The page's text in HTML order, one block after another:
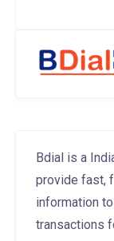
Bdial is a
provide fast,
information
transactions